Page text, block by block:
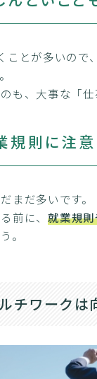
ことが多いので
も、大事な「仕
規則に注意
まだ多いです。
前に、就業規
。
チワークは